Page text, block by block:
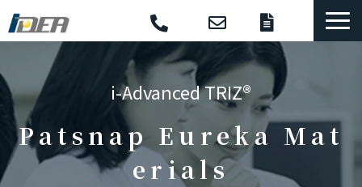
コンサル・研修
選ばれる理由
導入事例
体系的開発手法
i-Advanced TRIZ®
Patsnap Eureka Mat
erials